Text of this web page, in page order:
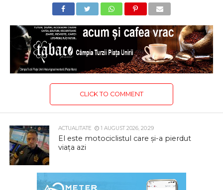
CLICK TO COMMENT
ACTUALITATE 1 AUGUST 2026, 20:29
El este motociclistul care și-a pierdut
viața azi